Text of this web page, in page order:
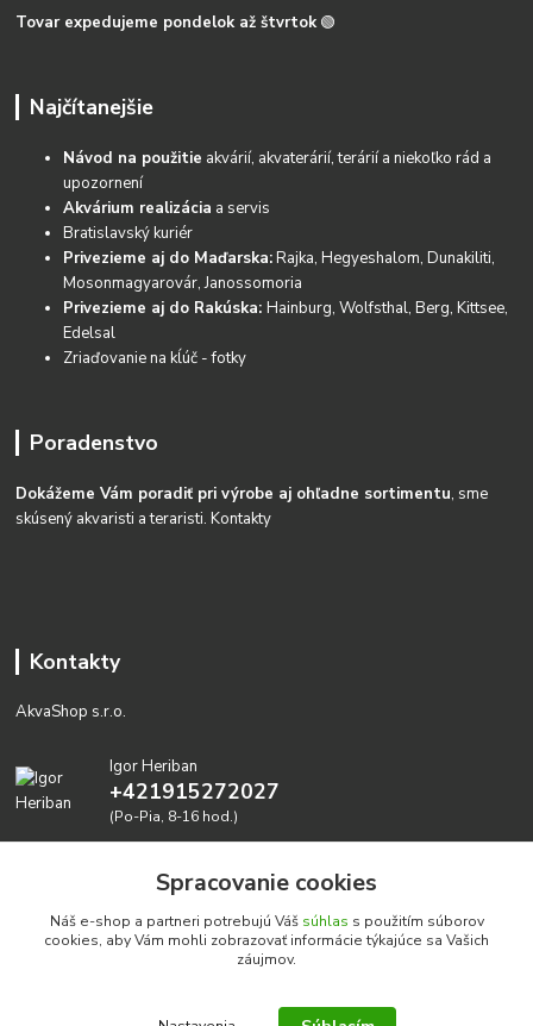
Tovar expedujeme pondelok až štvrtok 🟢
Najčítanejšie
Návod na použitie akvárií, akvaterárií, terárií a niekoľko rád a
upozornení
Akvárium realizácia a servis
Bratislavský kuriér
Privezieme aj do Maďarska:Rajka, Hegyeshalom, Dunakiliti,
Mosonmagyarovár, Janossomoria
Privezieme aj do Rakúska:Hainburg, Wolfsthal, Berg, Kittsee,
Edelsal
Zriaďovanie na kĺúč - fotky
Poradenstvo
Dokážeme Vám poradiť pri výrobe aj ohľadne sortimentu, sme
skúsený akvaristi a teraristi.Kontakty
Kontakty
AkvaShop s.r.o.
Igor Heriban
+421915272027
(Po-Pia, 8-16 hod.)
Spracovanie cookies
Náš e-shop a partneri potrebujú Váš súhlas s použitím súborov
cookies, aby Vám mohli zobrazovať informácie týkajúce sa Vašich
záujmov.